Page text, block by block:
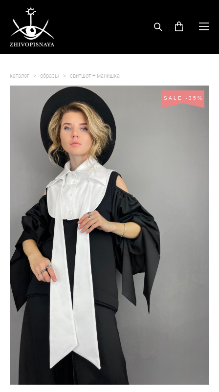
каталог > образы > свитшот + манишка
SALE -35%